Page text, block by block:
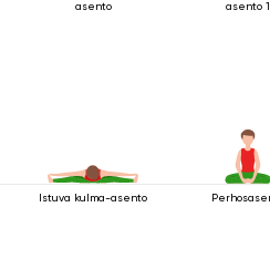
asento
asento 1
Istuva kulma-asento